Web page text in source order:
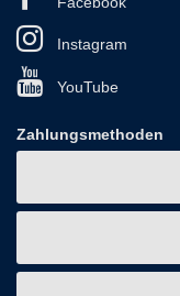
Instagram
YouTube
Zahlungsmethoden